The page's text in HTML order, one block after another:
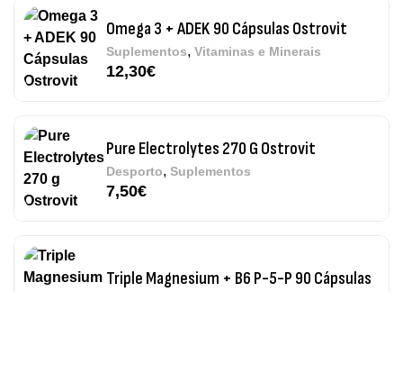
Omega 3 + ADEK 90 Cápsulas Ostrovit
Suplementos,Vitaminas e Minerais
12,30€
Pure Electrolytes 270 G Ostrovit
Desporto,Suplementos
7,50€
Triple Magnesium + B6 P-5-P 90 Cápsulas